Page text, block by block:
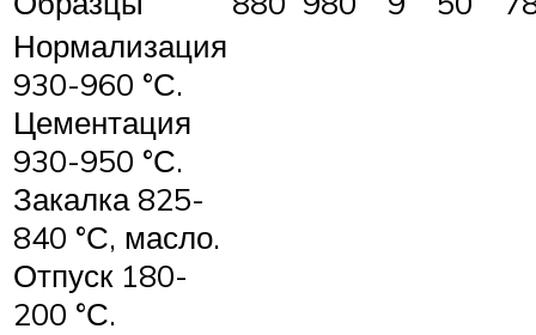
Нормализация
930-960 °С.
Цементация
930-950 °С.
Закалка 825-
840 °С, масло.
Отпуск 180-
200 °С.